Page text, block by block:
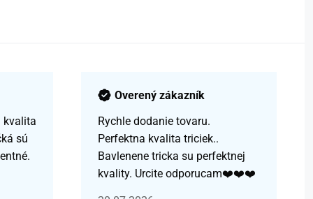
kvalita
sú
Overený zákazník
Rychle dodanie tovaru.
Perfektna kvalita triciek..
Bavlenene tricka su perfektnej
kvality. Urcite odporucam❤️❤️❤️